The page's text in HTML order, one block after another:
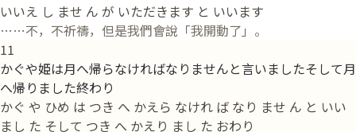
いいえ し ませ ん が いただきます と いいます
……不，不祈禱，但是我們會說「我開動了」。
11
かぐや姫は月へ帰らなければなりませんと言いましたそして月
へ帰りました終わり
かぐ や ひめ は つき へ かえら なけれ ば なり ませ ん と いい
まし た そして つき へ かえり まし た おわり